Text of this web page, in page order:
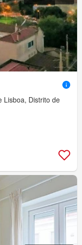
Lisboa, Distrito de